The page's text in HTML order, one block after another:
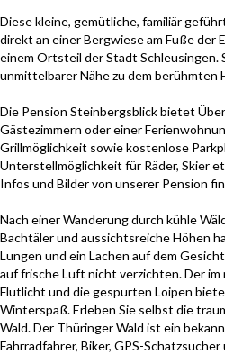
Diese kleine, gemütliche, familiär
direkt an einer Bergwiese am Fuße der
einem Ortsteil der Stadt Schleusingen.
unmittelbarer Nähe zu dem berühmten
Die Pension Steinbergsblick bietet
Gästezimmern oder einer
Grillmöglichkeit sowie kostenlose
Unterstellmöglichkeit für Räder, Skier
Infos und Bilder von unserer Pension
Nach einer Wanderung durch kühle
Bachtäler und aussichtsreiche Höhen
Lungen und ein Lachen auf dem
auf frische Luft nicht verzichten. Der
Flutlicht und die gespurten Loipen
Winterspaß. Erleben Sie selbst die
Wald. Der Thüringer Wald ist ein
Fahrradfahrer, Biker, GPS-